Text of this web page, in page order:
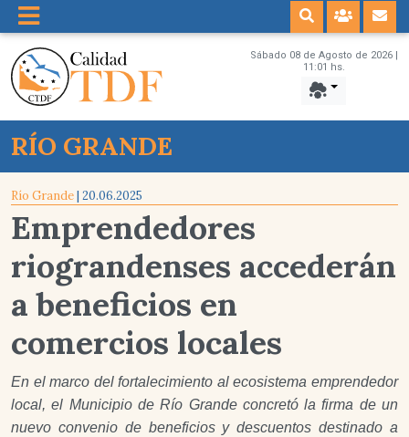
Sábado 08 de Agosto de 2026 |
11:01 hs.
RÍO GRANDE
Río Grande| 20.06.2025
Emprendedores
riograndenses accederán
a beneficios en
comercios locales
En el marco del fortalecimiento al ecosistema emprendedor
local, el Municipio de Río Grande concretó la firma de un
nuevo convenio de beneficios y descuentos destinado a